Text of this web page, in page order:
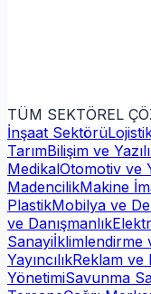
TÜM SEKTÖREL
İnşaat Sektörü
TarımBilişim ve
MedikalOtomotiv ve
MadencilikMakine
PlastikMobilya ve
ve Danışmanlık
Sanayiİklimlendirme
YayıncılıkReklam ve
YönetimiSavunma